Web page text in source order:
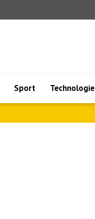
Sport Technologie